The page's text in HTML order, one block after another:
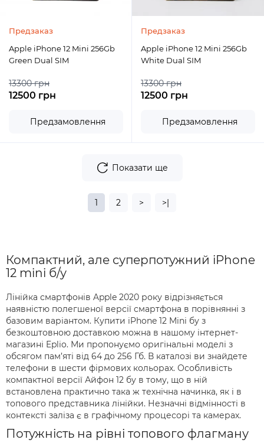
Предзаказ
Apple iPhone 12 Mini 256Gb
Green Dual SIM
13300 грн
12500 грн
Предзамовлення
Предзаказ
Apple iPhone 12 Mini 256Gb
White Dual SIM
13300 грн
12500 грн
Предзамовлення
Показати ще
1 2 > >|
Компактний, але суперпотужний iPhone
12 mini б/у
Лінійка смартфонів Apple 2020 року відрізняється
наявністю полегшеної версії смартфона в порівнянні з
базовим варіантом. Купити iPhone 12 Mini бу з
безкоштовною доставкою можна в нашому інтернет-
магазині Eplio. Ми пропонуємо оригінальні моделі з
обсягом пам’яті від 64 до 256 Гб. В каталозі ви знайдете
телефони в шести фірмових кольорах. Особливість
компактної версії Айфон 12 бу в тому, що в ній
встановлена практично така ж технічна начинка, як і в
топового представника лінійки. Незначні відмінності в
контексті заліза є в графічному процесорі та камерах.
Потужність на рівні топового флагману